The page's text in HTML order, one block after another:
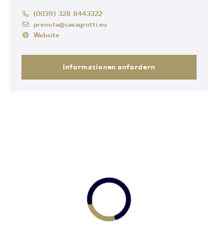
(0039) 328 8443322
prenota@casagrotti.eu
Website
Informationen anfordern